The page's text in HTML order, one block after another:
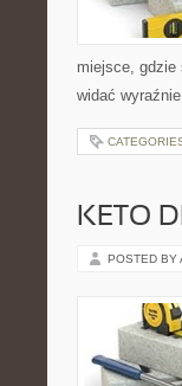
miejsce, gdzie
widać
KETO
POSTED BY